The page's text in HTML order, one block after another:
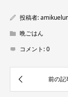
投稿者:
晩ごはん
コメント:0